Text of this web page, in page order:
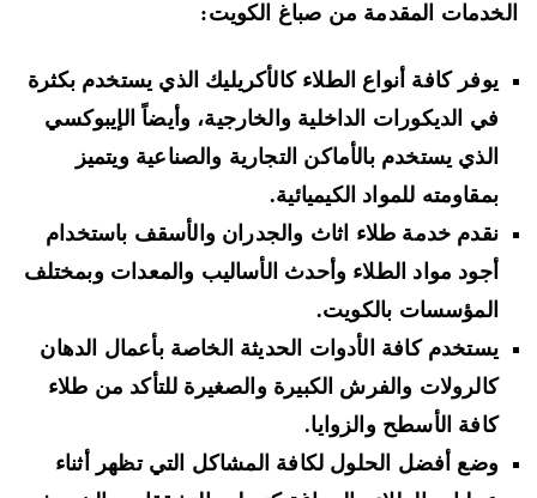
المقدمة من صباغ الكويت:
يوفر كافة أنواع الطلاء كالأكريليك الذي يستخدم بكثرة
في الديكورات الداخلية والخارجية، وأيضاً الإيبوكسي
الذي يستخدم بالأماكن التجارية والصناعية ويتميز
بمقاومته للمواد الكيميائية.
نقدم خدمة طلاء اثاث والجدران والأسقف باستخدام
أجود مواد الطلاء وأحدث الأساليب والمعدات وبمختلف
المؤسسات بالكويت.
يستخدم كافة الأدوات الحديثة الخاصة بأعمال الدهان
كالرولات والفرش الكبيرة والصغيرة للتأكد من طلاء
كافة الأسطح والزوايا.
وضع أفضل الحلول لكافة المشاكل التي تظهر أثناء